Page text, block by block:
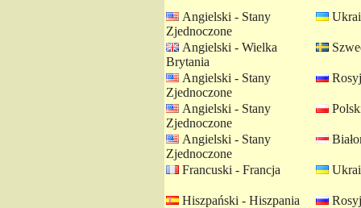
Angielski - Stany
Zjednoczone
Angielski - Wielka
Brytania
Angielski - Stany
Zjednoczone
Angielski - Stany
Zjednoczone
Angielski - Stany
Zjednoczone
Francuski - Francja
Hiszpański - Hiszpania